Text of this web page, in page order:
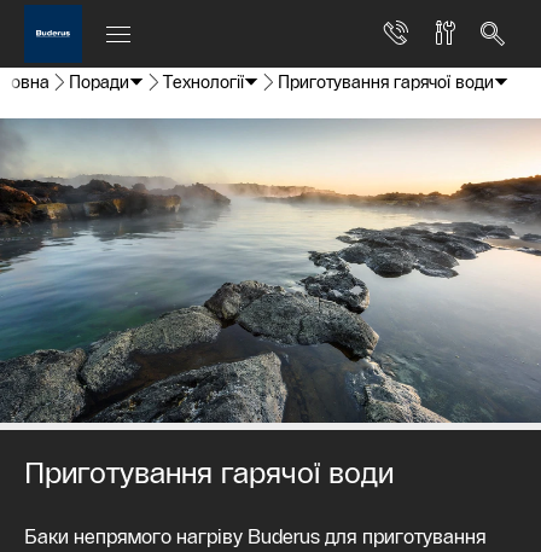
Поради Технології Приготування гарячої води
Приготування гарячої води
Баки непрямого нагріву Buderus для приготування